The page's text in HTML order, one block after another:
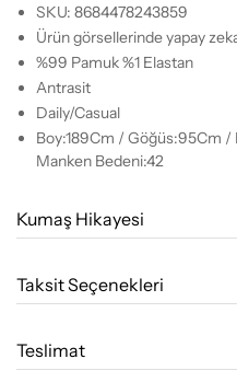
SKU: 8684478243859
Ürün görsellerinde yapay
%99 Pamuk %1 Elastan
Antrasit
Daily/Casual
Boy:189Cm / Göğüs:95Cm
Manken Bedeni:42
Kumaş Hikayesi
Taksit Seçenekleri
Teslimat